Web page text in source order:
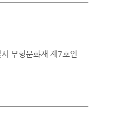
무형문화재 제7호인